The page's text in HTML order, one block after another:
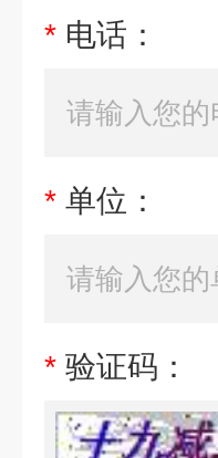
* 电话：
* 单位：
* 验证码：